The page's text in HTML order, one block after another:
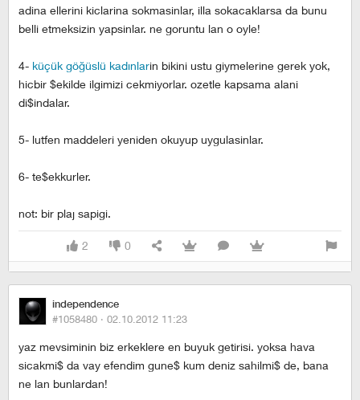
adina ellerini kiclarina sokmasinlar, illa sokacaklarsa da bunu
belli etmeksizin yapsinlar. ne goruntu lan o oyle!
4- küçük göğüslü kadınlarin bikini ustu giymelerine gerek yok,
hicbir $ekilde ilgimizi cekmiyorlar. ozetle kapsama alani
di$indalar.
5- lutfen maddeleri yeniden okuyup uygulasinlar.
6- te$ekkurler.
not: bir plaj sapigi.
2 0
independence
#1058480 · 02.10.2012 11:23
yaz mevsiminin biz erkeklere en buyuk getirisi. yoksa hava
sicakmi$ da vay efendim gune$ kum deniz sahilmi$ de, bana
ne lan bunlardan!